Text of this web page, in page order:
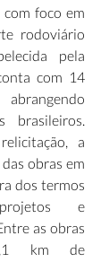
foco em
rodoviário
pela
com 14
brasileiros.
a
obras em
dos termos
e
as obras
km de